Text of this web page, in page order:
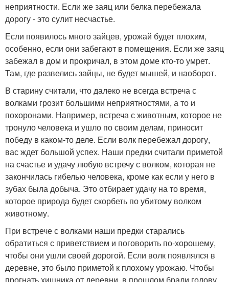
неприятности. Если же заяц или белка перебежала
дорогу - это сулит несчастье.
Если появилось много зайцев, урожай будет плохим,
особенно, если они забегают в помещения. Если же заяц
забежал в дом и прокричал, в этом доме кто-то умрет.
Там, где развелись зайцы, не будет мышей, и наоборот.
В старину считали, что далеко не всегда встреча с
волками грозит большими неприятностями, а то и
похоронами. Например, встреча с животным, которое не
тронуло человека и ушло по своим делам, приносит
победу в каком-то деле. Если волк перебежал дорогу,
вас ждет большой успех. Наши предки считали приметой
на счастье и удачу любую встречу с волком, которая не
закончилась гибелью человека, кроме как если у него в
зубах была добыча. Это отбирает удачу на то время,
которое природа будет скорбеть по убитому волком
животному.
При встрече с волками наши предки старались
обратиться с приветствием и поговорить по-хорошему,
чтобы они ушли своей дорогой. Если волк появлялся в
деревне, это было приметой к плохому урожаю. Чтобы